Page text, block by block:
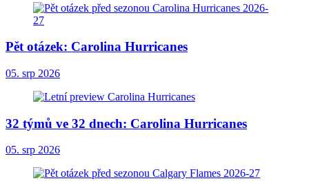
Pět otázek: Carolina Hurricanes
05. srp 2026
32 týmů ve 32 dnech: Carolina Hurricanes
05. srp 2026